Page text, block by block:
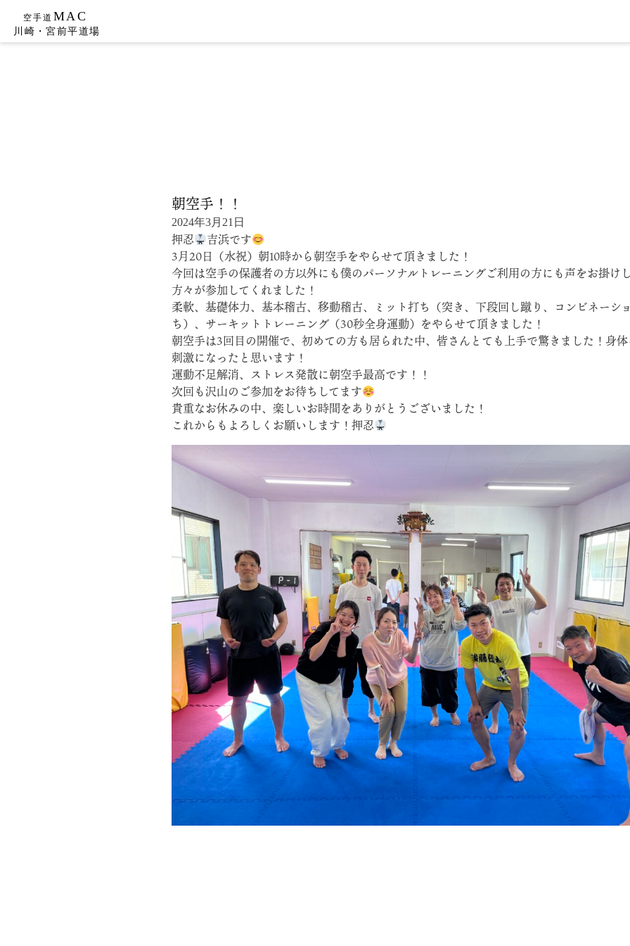
Skip
to
朝空手！！
2024年3月21日
押忍
吉浜です
3月20日（水祝）朝10時から朝空手をやらせて頂きました！
今回は空手の保護者の方以外にも僕のパーソナルトレーニングご利用の方にも声をお掛け
方々が参加してくれました！
柔軟、基礎体力、基本稽古、移動稽古、ミット打ち（突き、下段回し蹴り、コンビネーシ
ち）、サーキットトレーニング（30秒全身運動）をやらせて頂きました！
朝空手は3回目の開催で、初めての方も居られた中、皆さんとても上手で驚きました！身
刺激になったと思います！
運動不足解消、ストレス発散に朝空手最高です！！
次回も沢山のご参加をお待ちしてます
貴重なお休みの中、楽しいお時間をありがとうございました！
これからもよろしくお願いします！押忍